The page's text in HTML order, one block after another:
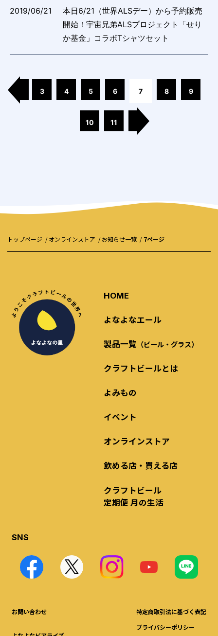
2019/06/21
本日6/21（世界ALSデー）から予約販売
開始！宇宙兄弟ALSプロジェクト「せり
か基金」コラボTシャツセット
3 4 5 6 7 8 9
10 11
トップページ オンラインストア お知らせ一覧 7ページ
HOME
よなよなエール
製品一覧 （ビール・グラス）
クラフトビールとは
よみもの
イベント
オンラインストア
飲める店・買える店
クラフトビール
定期便 月の生活
SNS
お問い合わせ
特定商取引法に基づく表記
プライバシーポリシー